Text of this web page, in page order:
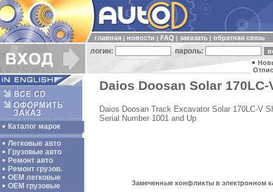
главная новости FAQ заказать обратная связь
логин: пароль:
Каталог марок
Легковые авто
Грузовые авто
Ремонт авто
Ремонт грузов.
ОЕМ легковые
OEM грузовые
Daios Doosan Solar 170LC-
Daios Doosan Track Excavator Solar 170LC-V
Serial Number 1001 and Up
Замеченные конфликты в электронном